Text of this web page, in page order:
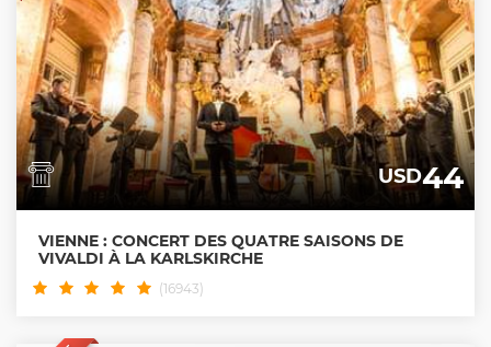
USD44
VIENNE : CONCERT DES QUATRE SAISONS DE
VIVALDI À LA KARLSKIRCHE
(16943)